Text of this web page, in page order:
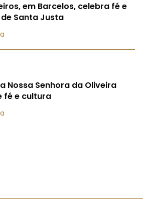
em Barcelos, celebra fé e
Santa Justa
Nossa Senhora da Oliveira
fé e cultura